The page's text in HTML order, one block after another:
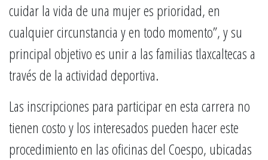
cuidar la vida de una mujer es prioridad, en
cualquier circunstancia y en todo momento”, y su
principal objetivo es unir a las familias tlaxcaltecas a
través de la actividad deportiva.
Las inscripciones para participar en esta carrera no
tienen costo y los interesados pueden hacer este
procedimiento en las oficinas del Coespo, ubicadas